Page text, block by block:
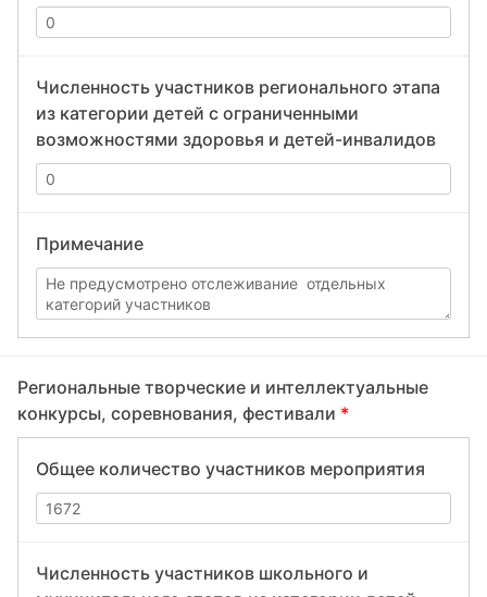
Численность участников регионального этапа
из категории детей с ограниченными
возможностями здоровья и детей-инвалидов
Примечание
Региональные творческие и интеллектуальные
конкурсы, соревнования, фестивали *
Общее количество участников мероприятия
Численность участников школьного и